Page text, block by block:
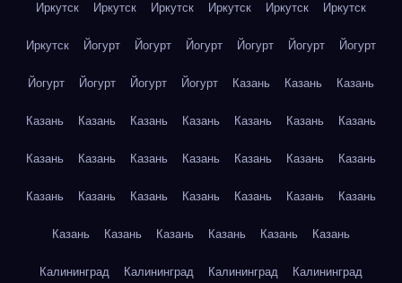
Иркутск Иркутск Иркутск Иркутск Иркутск Иркутск
Иркутск Йогурт Йогурт Йогурт Йогурт Йогурт Йогурт
Йогурт Йогурт Йогурт Йогурт Казань Казань Казань
Казань Казань Казань Казань Казань Казань Казань
Казань Казань Казань Казань Казань Казань Казань
Казань Казань Казань Казань Казань Казань Казань
Казань Казань Казань Казань Казань Казань
Калининград Калининград Калининград Калининград